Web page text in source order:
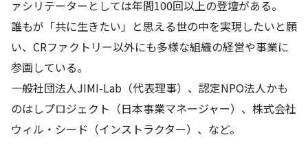
ァシリテーターとしては年間100回以上の登壇がある。
誰もが「共に生きたい」と思える世の中を実現したいと願
い、CRファクトリー以外にも多様な組織の経営や事業に
参画している。
一般社団法人JIMI-Lab（代表理事）、認定NPO法人かも
のはしプロジェクト（日本事業マネージャー）、株式会社
ウィル・シード（インストラクター）、など。